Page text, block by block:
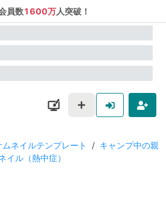
員数1600万人突破！
ネイルテンプレート / キャンプ中の親
イル（熱中症）